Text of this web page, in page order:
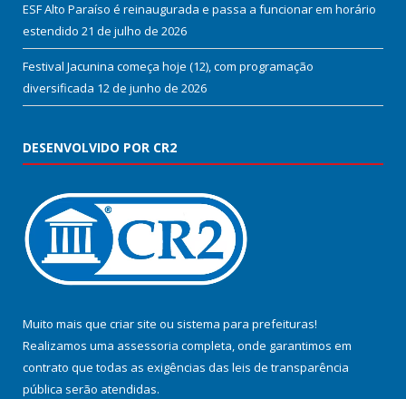
ESF Alto Paraíso é reinaugurada e passa a funcionar em horário
estendido 21 de julho de 2026
Festival Jacunina começa hoje (12), com programação
diversificada 12 de junho de 2026
DESENVOLVIDO POR CR2
Muito mais que criar site ou sistema para prefeituras!
Realizamos uma assessoria completa, onde garantimos em
contrato que todas as exigências das leis de transparência
pública serão atendidas.